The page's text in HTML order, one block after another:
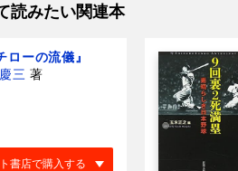
読みたい関連本
ローの流儀』
三 著
書店で購入する